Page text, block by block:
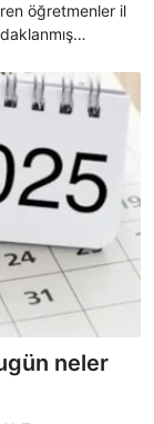
öğretmenler il
ne zaman
mazerete
neler